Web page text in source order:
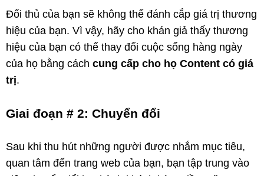
Đối thủ của bạn sẽ không thể đánh cắp giá trị thương
hiệu của bạn. Vì vậy, hãy cho khán giả thấy thương
hiệu của bạn có thể thay đổi cuộc sống hàng ngày
của họ bằng cách cung cấp cho họ Content có giá
trị.
Giai đoạn # 2: Chuyển đổi
Sau khi thu hút những người được nhắm mục tiêu,
quan tâm đến trang web của bạn, bạn tập trung vào